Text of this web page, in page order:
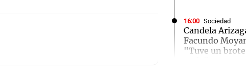
16:00 Sociedad
Candela
Facundo
"Tuve un
Audio.